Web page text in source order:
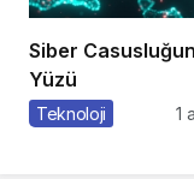
Siber
Yüzü
Teknoloji 1